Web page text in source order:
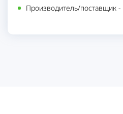
Производитель/поставщик -